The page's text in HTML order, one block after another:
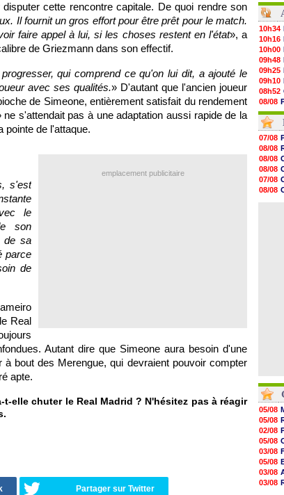
cette rencontre capitale. De quoi rendre son
Il fournit un gros effort pour être prêt pour le match.
faire appel à lui, si les choses restent en l'état», a
de Griezmann dans son effectif.
qui comprend ce qu'on lui dit, a ajouté le
avec ses qualités.» D'autant que l'ancien joueur
de Simeone, entièrement satisfait du rendement
s'attendait pas à une adaptation aussi rapide de la
pointe de l'attaque.
emplacement publicitaire
s'est
le
son
de sa
parce
de
Real
Autant dire que Simeone aura besoin d'une
bout des Merengue, qui devraient pouvoir compter
apte.
elle chuter le Real Madrid ? N'hésitez pas à réagir
Partager sur Twitter
10h34
10h16
10h00
09h48
09h25
09h10
08h52
08/08
08/08
08/08
08/08
08/08
08/08
08/08
08/08
08/08
08/08
07/08
08/08
08/08
08/08
07/08
08/08
05/08
05/08
02/08
05/08
03/08
05/08
03/08
03/08